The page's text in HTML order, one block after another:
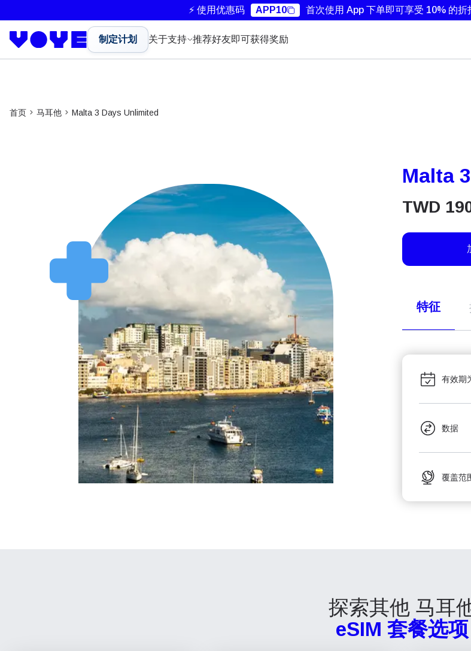
⚡ 使用优惠码 APP10 首次使用 App 下单即可享受 10% 的折
制定计划 关于支持 推荐好友即可获得奖励
首页 马耳他 Malta 3 Days Unlimited
Malta
TWD
特征
有效期
数据
覆盖范
探索其他 马耳
eSIM 套餐选项